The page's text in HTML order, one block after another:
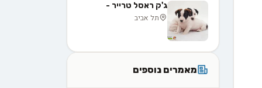
ג'ק ראסל טרייר -
תל אביב
מאמרים נוספים